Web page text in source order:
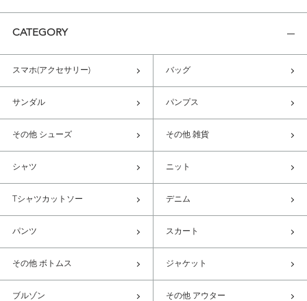
CATEGORY
スマホ(アクセサリー) バッグ
サンダル パンプス
その他 シューズ その他 雑貨
シャツ ニット
Tシャツカットソー デニム
パンツ スカート
その他 ボトムス ジャケット
ブルゾン その他 アウター